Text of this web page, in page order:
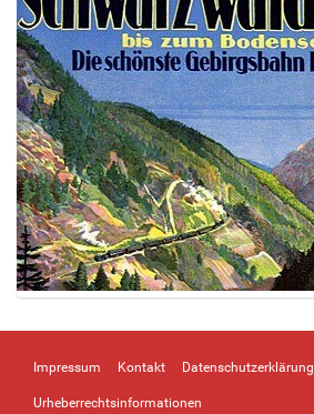
e
g
e
Impressum Kontakt Datenschutzerklärung
Urheberrechtsinformationen